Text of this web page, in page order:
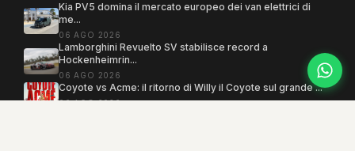
Kia PV5 domina il mercato europeo dei van elettrici di
me...
06 AGO 2026
Lamborghini Revuelto SV stabilisce record a
Hockenheimrin...
06 AGO 2026
Coyote vs Acme: il ritorno di Willy il Coyote sul grande ...
06 AGO 2026